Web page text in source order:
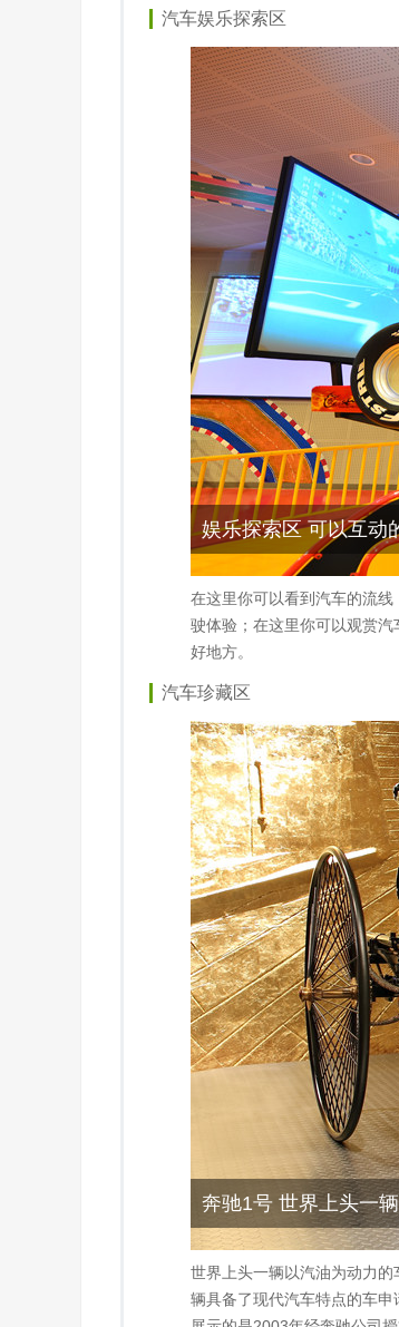
汽车娱乐探索区
娱乐探索区 可以互动
在这里你可以看到汽车的流
驶体验；在这里你可以观赏
好地方。
汽车珍藏区
奔驰1号 世界上头一
世界上头一辆以汽油为动力
辆具备了现代汽车特点的车申